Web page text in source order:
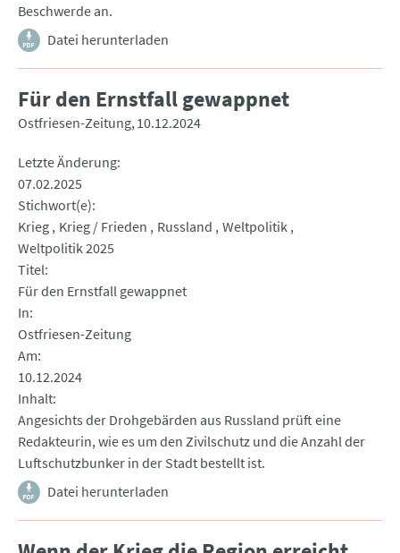
Beschwerde an.
Datei herunterladen
Für den Ernstfall gewappnet
Ostfriesen-Zeitung 10.12.2024
Letzte Änderung
07.02.2025
Stichwort(e)
Krieg Krieg / Frieden Russland Weltpolitik
Weltpolitik 2025
Titel
Für den Ernstfall gewappnet
In
Ostfriesen-Zeitung
Am
10.12.2024
Inhalt
Angesichts der Drohgebärden aus Russland prüft eine
Redakteurin, wie es um den Zivilschutz und die Anzahl der
Luftschutzbunker in der Stadt bestellt ist.
Datei herunterladen